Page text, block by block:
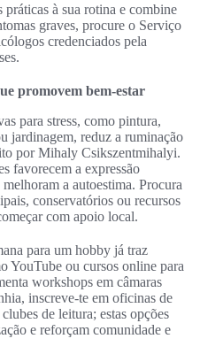
práticas à sua rotina e combine
graves, procure o Serviço
credenciados pela
promovem bem‑estar
para stress, como pintura,
jardinagem, reduz a ruminação
por Mihaly Csikszentmihalyi.
favorecem a expressão
a autoestima. Procura
conservatórios ou recursos
com apoio local.
para um hobby já traz
YouTube ou cursos online para
workshops em câmaras
inscreve‑te em oficinas de
de leitura; estas opções
e reforçam comunidade e